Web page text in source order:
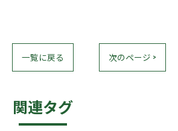
一覧に戻る 次のページ >
関連タグ